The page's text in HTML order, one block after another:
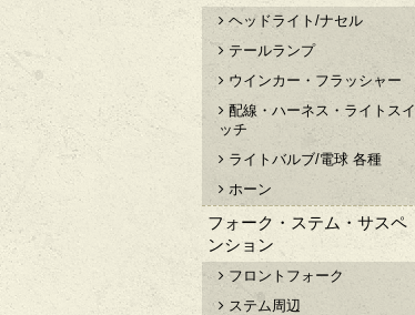
ヘッドライト/ナセル
テールランプ
ウインカー・フラッシャー
配線・ハーネス・ライトスイ
ッチ
ライトバルブ/電球 各種
ホーン
フォーク・ステム・サスペ
ンション
フロントフォーク
ステム周辺